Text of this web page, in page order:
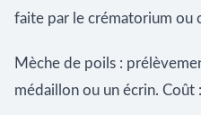
faite par le crématorium ou
Mèche de poils :
médaillon ou un écrin. Coût